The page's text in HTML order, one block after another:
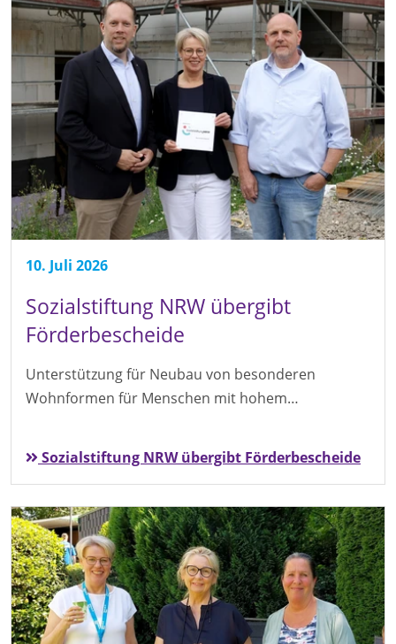
10. Juli 2026
Sozialstiftung NRW übergibt
Förderbescheide
Unterstützung für Neubau von besonderen
Wohnformen für Menschen mit hohem…
Sozialstiftung NRW übergibt Förderbescheide